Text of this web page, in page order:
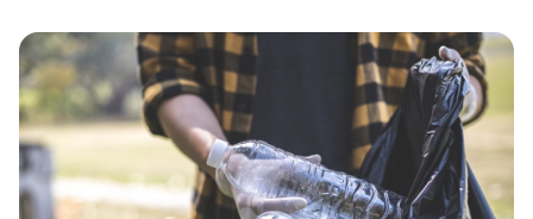
az „EBKEKSZ” nevű projektjével nevezett az EWWR 2024-re,
hogy megmutassa: az újrahasznosítás lehet fenntartható és […]